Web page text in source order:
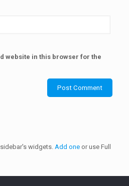
website in this browser for the
widgets. Add one or use Full